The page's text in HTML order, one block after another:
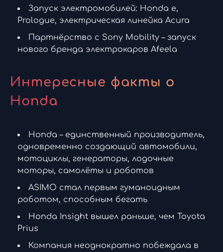
Запуск электромобилей: Honda e,
Prologue, электрическая линейка Acura
Партнёрство с Sony Mobility – запуск
нового бренда электрокаров Afeela
Интересные факты о
Honda
Honda – единственный производитель,
одновременно создающий автомобили,
мотоциклы, генераторы, лодочные
моторы, самолёты и роботов
ASIMO стал первым гуманоидным
роботом, способным бегать
Honda Insight вышел раньше, чем Toyota
Prius
Компания неоднократно побеждала в